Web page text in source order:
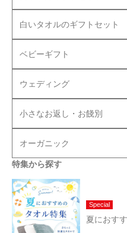
白いタオルのギフトセット
ベビーギフト
ウェディング
小さなお返し・お餞別
オーガニック
特集から探す
Special
夏におす